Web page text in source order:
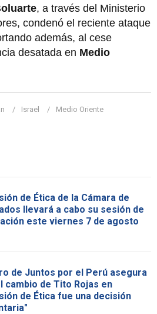
, a través del Ministerio
condenó el reciente ataque
además, al cese
desatada en Medio
Israel
Medio Oriente
de Ética de la Cámara de
llevará a cabo su sesión de
este viernes 7 de agosto
de Juntos por el Perú asegura
cambio de Tito Rojas en
de Ética fue una decisión